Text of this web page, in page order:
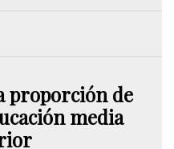
proporción de
media